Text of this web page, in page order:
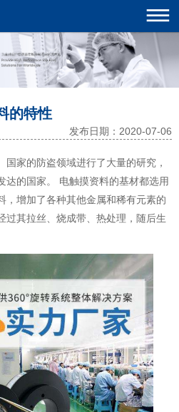
的特性
发布日期：2020-07-06
家的防盗领域进行了大量的研究，
达的国家。 电触摸资料的基材都选用
，增加了各种其他金属和稀有元素的
过其拉丝、烧成带、热处理，随后生